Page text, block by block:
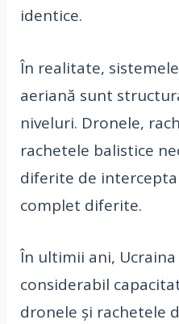
identice.
În realitate,
aeriană sunt
niveluri. Dronele,
rachetele balistice
diferite de
complet diferite.
În ultimii ani,
considerabil
dronele și rachetele